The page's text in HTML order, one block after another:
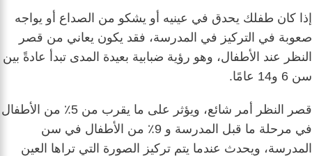
إذا كان طفلك يحدق في عينيه أو يشكو من الصداع أو يواجه
صعوبة في التركيز في المدرسة، فقد يكون يعاني من قصر
النظر عند الأطفال، وهو رؤية ضبابية بعيدة المدى تبدأ عادةً بين
سن 6 و14 عامًا.
قصر النظر أمر شائع، ويؤثر على ما يقرب من 5٪ من الأطفال
في مرحلة ما قبل المدرسة و 9٪ من الأطفال في سن
المدرسة، ويحدث عندما يتم تركيز الصورة التي تراها العين